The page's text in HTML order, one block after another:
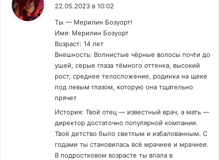
22.05.2023 в 10:02
Ты — Мерилин Бозуорт!
Имя: Мерилин Бозуорт
Возраст: 14 лет
Внешность: Волнистые чёрные волосы почти до
ушей, серые глаза тёмного оттенка, высокий
рост, среднее телосложение, родинка на щеке
под левым глазом, которую она тщательно
прячет
История: Твой отец — известный врач, а мать —
директор достаточно популярной компании.
Твоё детство было светлым и избалованным. С
годами ты становилась всё мрачнее и мрачнее.
В подростковом возрасте ты впала в